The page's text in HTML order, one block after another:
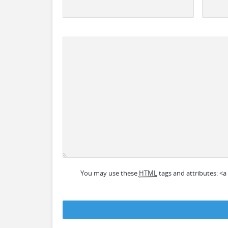
You may use these HTMLtags and attributes: